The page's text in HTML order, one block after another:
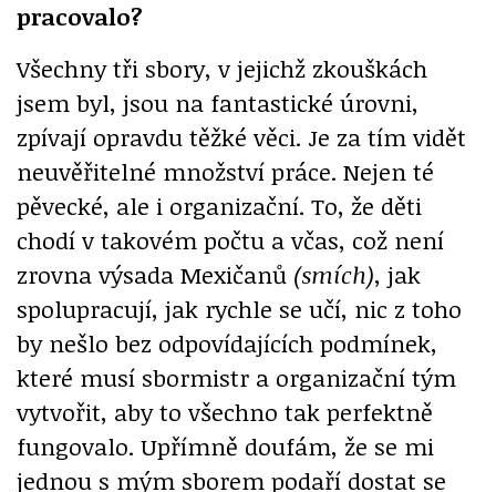
pracovalo?
Všechny tři sbory, v jejichž zkouškách
jsem byl, jsou na fantastické úrovni,
zpívají opravdu těžké věci. Je za tím vidět
neuvěřitelné množství práce. Nejen té
pěvecké, ale i organizační. To, že děti
chodí v takovém počtu a včas, což není
zrovna výsada Mexičanů (smích), jak
spolupracují, jak rychle se učí, nic z toho
by nešlo bez odpovídajících podmínek,
které musí sbormistr a organizační tým
vytvořit, aby to všechno tak perfektně
fungovalo. Upřímně doufám, že se mi
jednou s mým sborem podaří dostat se